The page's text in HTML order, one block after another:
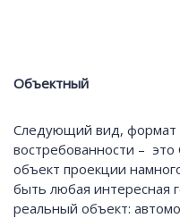
Объектный
Следующий вид, формат
востребованности –
объект проекции
быть любая интересная
реальный объект: